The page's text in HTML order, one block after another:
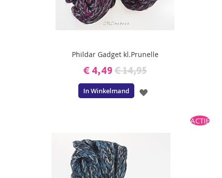
Phildar Gadget kl.Prunelle
€ 4,49€ 14,95
In Winkelmand
VOEG
ACTIE